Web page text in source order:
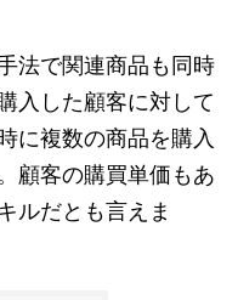
法で関連商品も同時
入した顧客に対して
に複数の商品を購入
顧客の購買単価もあ
ルだとも言えま